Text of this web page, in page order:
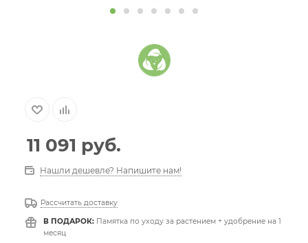
11 091 руб.
Нашли дешевле? Напишите нам!
Рассчитать доставку
В ПОДАРОК: Памятка по уходу за растением + удобрение на 1
месяц